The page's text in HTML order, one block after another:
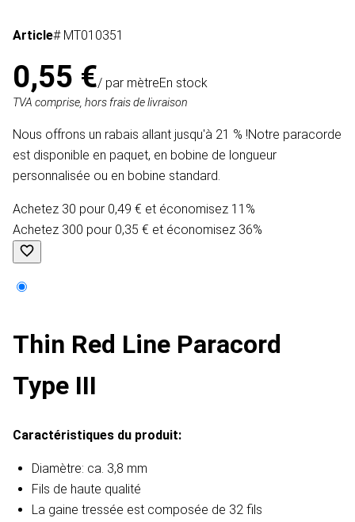
Article# MT010351
0,55 €/ par mètreEn stock
TVA comprise, hors frais de livraison
Nous offrons un rabais allant jusqu'à 21 % !Notre paracorde
est disponible en paquet, en bobine de longueur
personnalisée ou en bobine standard.
Achetez 30 pour 0,49 € et économisez 11%
Achetez 300 pour 0,35 € et économisez 36%
Thin Red Line Paracord
Type III
Caractéristiques du produit:
Diamètre: ca. 3,8 mm
Fils de haute qualité
La gaine tressée est composée de 32 fils